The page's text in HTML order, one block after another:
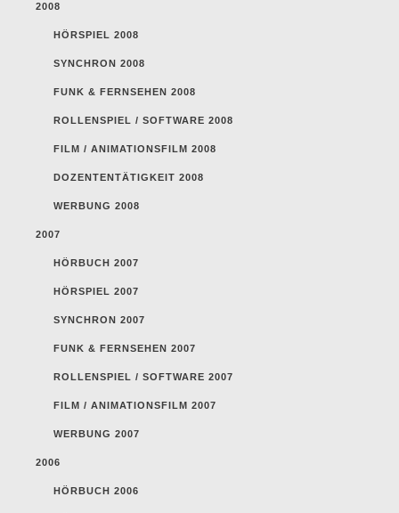
2008
HÖRSPIEL 2008
SYNCHRON 2008
FUNK & FERNSEHEN 2008
ROLLENSPIEL / SOFTWARE 2008
FILM / ANIMATIONSFILM 2008
DOZENTENTÄTIGKEIT 2008
WERBUNG 2008
2007
HÖRBUCH 2007
HÖRSPIEL 2007
SYNCHRON 2007
FUNK & FERNSEHEN 2007
ROLLENSPIEL / SOFTWARE 2007
FILM / ANIMATIONSFILM 2007
WERBUNG 2007
2006
HÖRBUCH 2006